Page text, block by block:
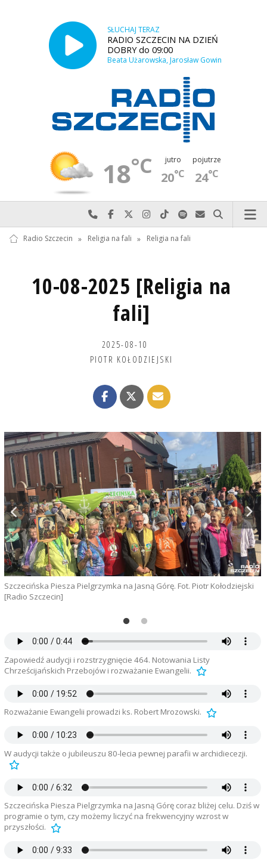
SŁUCHAJ TERAZ
RADIO SZCZECIN NA DZIEŃ
DOBRY do 09:00
Beata Użarowska, Jarosław Gowin
18°C jutro
20°C
pojutrze
24°C
Najlepiej po prostu do nas zadzwoń
Odwiedź nas na Facebook-u
Odwiedź nas na X
Odwiedź nas na Instagram-ie
Odwiedź nas na TikTok-u
Szukaj nas na Spotify
Wyślij do nas
Szukaj
Radio Szczecin » Religia na fali » Religia na fali
10-08-2025 [Religia na
fali]
2025-08-10
PIOTR KOŁODZIEJSKI
Szczecińska Piesza Pielgrzymka na Jasną Górę. Fot. Piotr Kołodziejski
[Radio Szczecin]
Zapowiedź audycji i rozstrzygnięcie 464. Notowania Listy
Chrześcijańskich Przebojów i rozważanie Ewangelii.
Rozważanie Ewangelii prowadzi ks. Robert Mrozowski.
W audycji także o jubileuszu 80-lecia pewnej parafii w archidiecezji.
Szczecińska Piesza Pielgrzymka na Jasną Górę coraz bliżej celu. Dziś w
programie o tym, czy możemy liczyć na frekwencyjny wzrost w
przyszłości.